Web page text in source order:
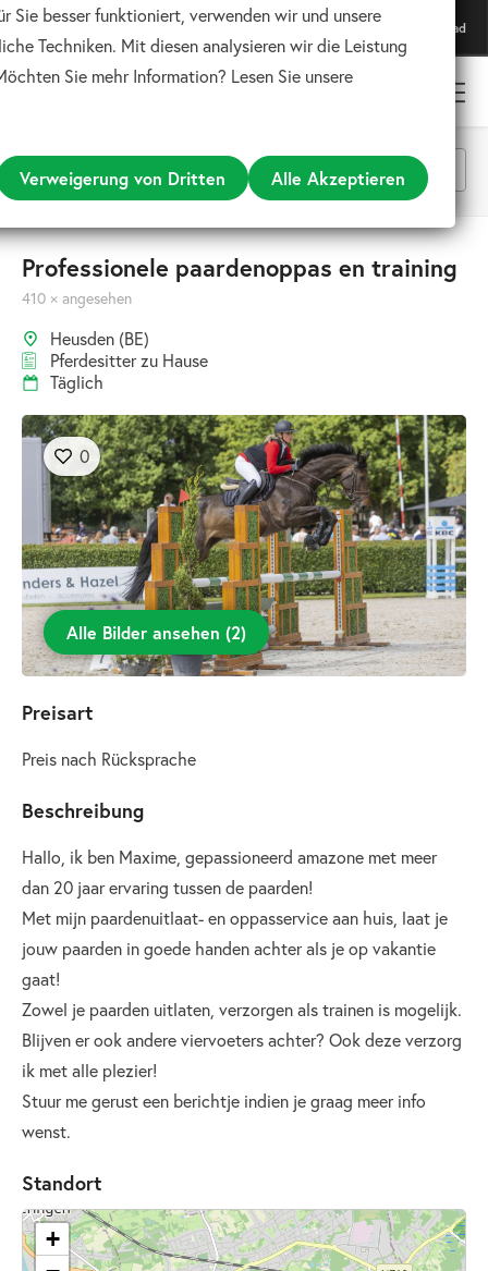
Lade unsere App herunter
Für das beste Erlebnis
Download
Alle Kategorien
Professionele paardenoppas en training
410 × angesehen
Heusden (BE)
Pferdesitter zu Hause
Täglich
Alle Bilder ansehen (2)
0
Preisart
Preis nach Rücksprache
Beschreibung
Hallo, ik ben Maxime, gepassioneerd amazone met meer
dan 20 jaar ervaring tussen de paarden!
Met mijn paardenuitlaat- en oppasservice aan huis, laat je
jouw paarden in goede handen achter als je op vakantie
gaat!
Zowel je paarden uitlaten, verzorgen als trainen is mogelijk.
Blijven er ook andere viervoeters achter? Ook deze verzorg
ik met alle plezier!
Stuur me gerust een berichtje indien je graag meer info
wenst.
Standort
+
Sie besser funktioniert, verwenden wir und unsere
Techniken. Mit diesen analysieren wir die Leistung
Sie mehr Information? Lesen Sie unsere
Verweigerung von Dritten Alle Akzeptieren